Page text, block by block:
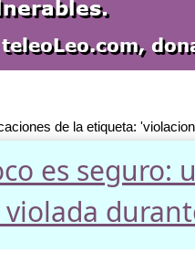
de la etiqueta:
es seguro: